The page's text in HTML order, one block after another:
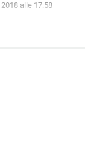
alle 17:58